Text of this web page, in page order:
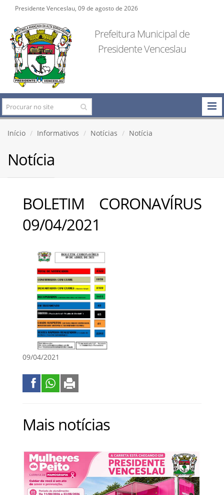
Presidente Venceslau, 09 de agosto de 2026
Prefeitura Municipal de
Presidente Venceslau
Início Informativos Notícias Notícia
Notícia
BOLETIM CORONAVÍRUS
09/04/2021
09/04/2021
Mais notícias